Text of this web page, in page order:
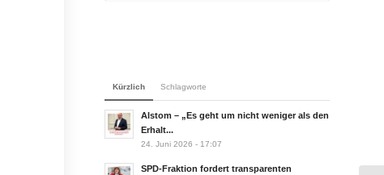
Kürzlich Schlagworte
Alstom – „Es geht um nicht weniger als den
Erhalt...
24. Juni 2026 - 17:07
SPD-Fraktion fordert transparenten